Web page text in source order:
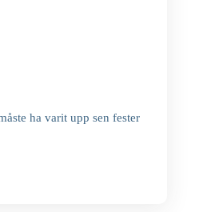
ha varit upp sen fester